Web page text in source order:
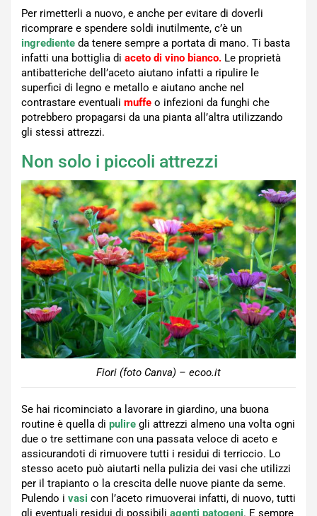
Per rimetterli a nuovo, e anche per evitare di doverli
ricomprare e spendere soldi inutilmente, c’è un
ingrediente da tenere sempre a portata di mano. Ti basta
infatti una bottiglia di aceto di vino bianco. Le proprietà
antibatteriche dell’aceto aiutano infatti a ripulire le
superfici di legno e metallo e aiutano anche nel
contrastare eventuali muffe o infezioni da funghi che
potrebbero propagarsi da una pianta all’altra utilizzando
gli stessi attrezzi.
Non solo i piccoli attrezzi
Fiori (foto Canva) – ecoo.it
Se hai ricominciato a lavorare in giardino, una buona
routine è quella di pulire gli attrezzi almeno una volta ogni
due o tre settimane con una passata veloce di aceto e
assicurandoti di rimuovere tutti i residui di terriccio. Lo
stesso aceto può aiutarti nella pulizia dei vasi che utilizzi
per il trapianto o la crescita delle nuove piante da seme.
Pulendo i vasi con l’aceto rimuoverai infatti, di nuovo, tutti
gli eventuali residui di possibili agenti patogeni. E sempre